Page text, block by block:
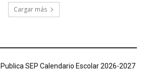
Cargar más
Publica SEP Calendario Escolar 2026-2027